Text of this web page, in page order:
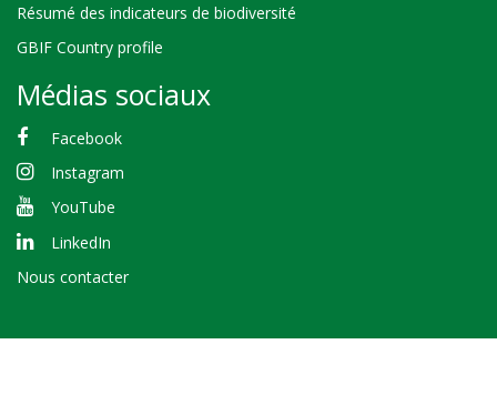
Résumé des indicateurs de biodiversité
GBIF Country profile
Médias sociaux
Facebook
Instagram
YouTube
LinkedIn
Nous contacter